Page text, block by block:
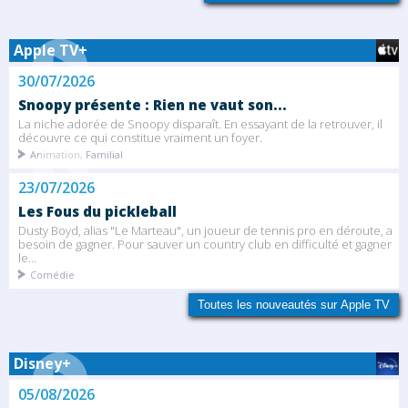
Apple TV+
30/07/2026
Snoopy présente : Rien ne vaut son...
La niche adorée de Snoopy disparaît. En essayant de la retrouver, il
découvre ce qui constitue vraiment un foyer.
Animation, Familial
23/07/2026
Les Fous du pickleball
Dusty Boyd, alias "Le Marteau", un joueur de tennis pro en déroute, a
besoin de gagner. Pour sauver un country club en difficulté et gagner
le...
Comédie
Toutes les nouveautés sur Apple TV
Disney+
05/08/2026